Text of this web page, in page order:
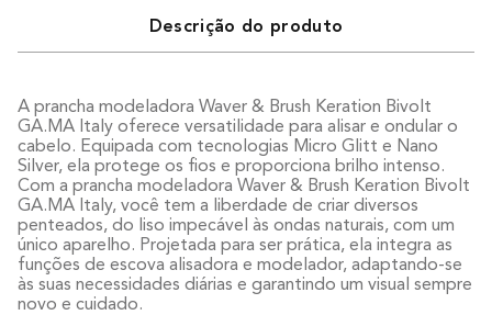
Descrição do produto
A prancha modeladora Waver & Brush Keration Bivolt
GA.MA Italy oferece versatilidade para alisar e ondular o
cabelo. Equipada com tecnologias Micro Glitt e Nano
Silver, ela protege os fios e proporciona brilho intenso.
Com a prancha modeladora Waver & Brush Keration Bivolt
GA.MA Italy, você tem a liberdade de criar diversos
penteados, do liso impecável às ondas naturais, com um
único aparelho. Projetada para ser prática, ela integra as
funções de escova alisadora e modelador, adaptando-se
às suas necessidades diárias e garantindo um visual sempre
novo e cuidado.